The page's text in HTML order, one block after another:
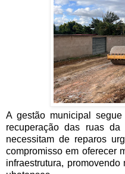
A gestão municipal
recuperação das ruas
necessitam de reparos
compromisso em oferecer
infraestrutura,